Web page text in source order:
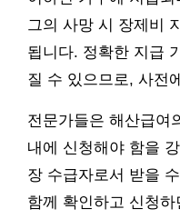
그의 사망 시 장제비
됩니다. 정확한 지급
질 수 있으므로, 사전
전문가들은 해산급여
내에 신청해야 함을
장 수급자로서 받을
함께 확인하고 신청